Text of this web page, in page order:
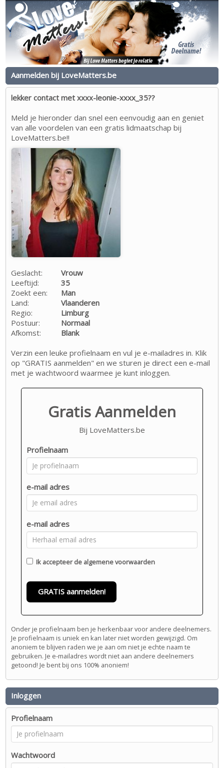
Aanmelden bij LoveMatters.be
lekker contact met xxxx-leonie-xxxx_35??
Meld je hieronder dan snel een eenvoudig aan en geniet
van alle voordelen van een gratis lidmaatschap bij
LoveMatters.be!!
Geslacht:
Vrouw
Leeftijd:
35
Zoekt een:
Man
Land:
Vlaanderen
Regio:
Limburg
Postuur:
Normaal
Afkomst:
Blank
Verzin een leuke profielnaam en vul je e-mailadres in. Klik
op "GRATIS aanmelden" en we sturen je direct een e-mail
met je wachtwoord waarmee je kunt inloggen.
Gratis Aanmelden
Bij LoveMatters.be
Profielnaam
e-mail adres
e-mail adres
Ik accepteer de algemene voorwaarden
GRATIS aanmelden!
Onder je profielnaam ben je herkenbaar voor andere deelnemers.
Je profielnaam is uniek en kan later niet worden gewijzigd. Om
anoniem te blijven raden we je aan om niet je echte naam te
gebruiken. Je e-mailadres wordt niet aan andere deelnemers
getoond! Je bent bij ons 100% anoniem!
Inloggen
Profielnaam
Wachtwoord